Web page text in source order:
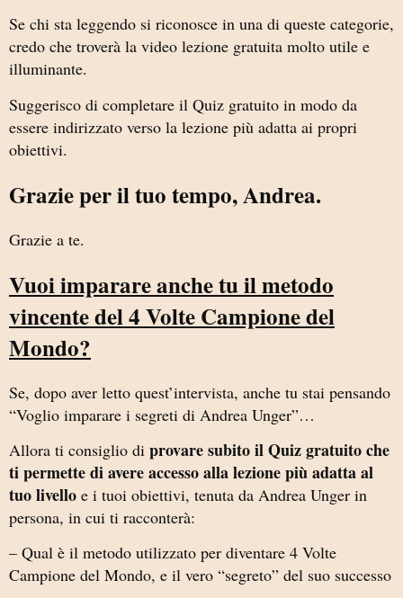
Se chi sta leggendo si riconosce in una di queste categorie,
credo che troverà la video lezione gratuita molto utile e
illuminante.
Suggerisco di completare il Quiz gratuito in modo da
essere indirizzato verso la lezione più adatta ai propri
obiettivi.
Grazie per il tuo tempo, Andrea.
Grazie a te.
Vuoi imparare anche tu il metodo
vincente del 4 Volte Campione del
Mondo?
Se, dopo aver letto quest’intervista, anche tu stai pensando
“Voglio imparare i segreti di Andrea Unger”…
Allora ti consiglio di provare subito il Quiz gratuito che
ti permette di avere accesso alla lezione più adatta al
tuo livello e i tuoi obiettivi, tenuta da Andrea Unger in
persona, in cui ti racconterà:
– Qual è il metodo utilizzato per diventare 4 Volte
Campione del Mondo, e il vero “segreto” del suo successo